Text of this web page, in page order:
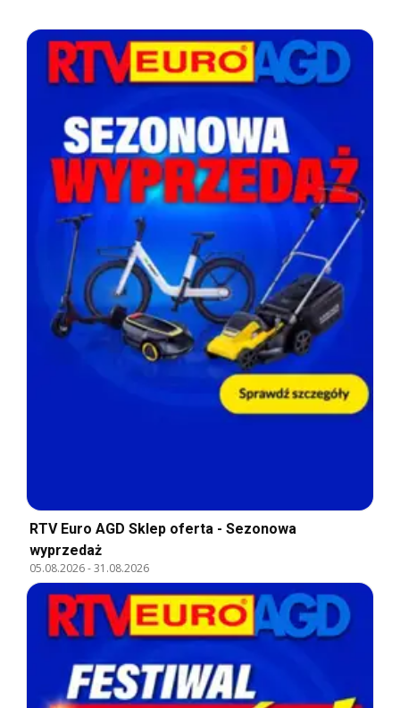
RTV Euro AGD Sklep oferta - Sezonowa
wyprzedaż
05.08.2026-31.08.2026